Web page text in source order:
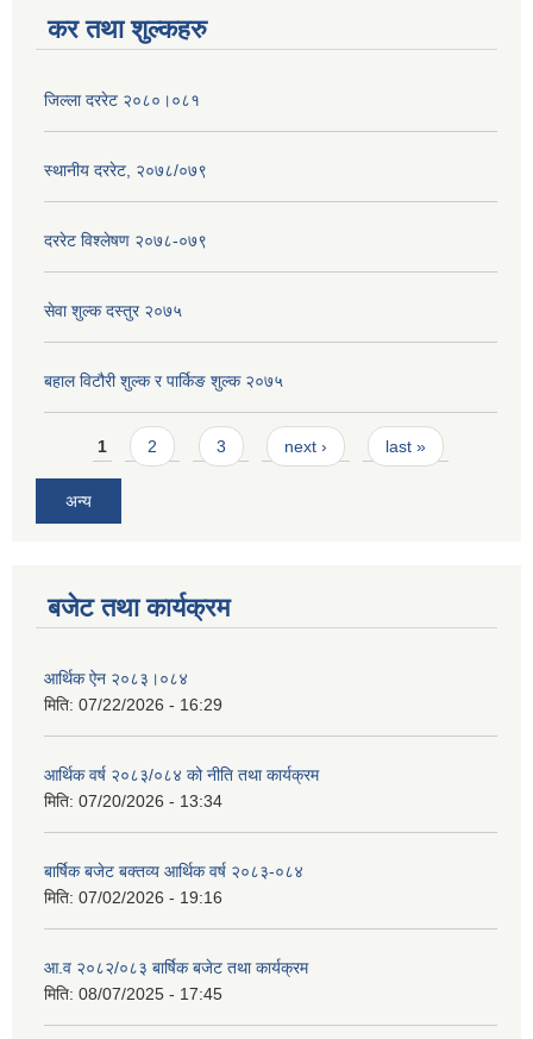
कर तथा शुल्कहरु
जिल्ला दररेट २०८०।०८१
स्थानीय दररेट, २०७८/०७९
दररेट विश्लेषण २०७८-०७९
सेवा शुल्क दस्तुर २०७५
बहाल विटौरी शुल्क र पार्किङ शुल्क २०७५
Pages
1 2 3 next › last »
अन्य
बजेट तथा कार्यक्रम
आर्थिक ऐन २०८३।०८४
मिति: 07/22/2026 - 16:29
आर्थिक वर्ष २०८३/०८४ को नीति तथा कार्यक्रम
मिति: 07/20/2026 - 13:34
बार्षिक बजेट बक्तव्य आर्थिक वर्ष २०८३-०८४
मिति: 07/02/2026 - 19:16
आ.व २०८२/०८३ बार्षिक बजेट तथा कार्यक्रम
मिति: 08/07/2025 - 17:45